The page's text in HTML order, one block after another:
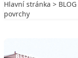
Hlavní stránka > BLOG
povrchy
BLOG